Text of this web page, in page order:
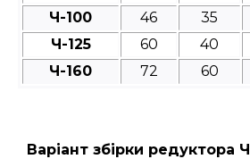
Ч-100
46 35
Ч-125
60 40
Ч-160
72 60
Варіант збірки редуктора Ч